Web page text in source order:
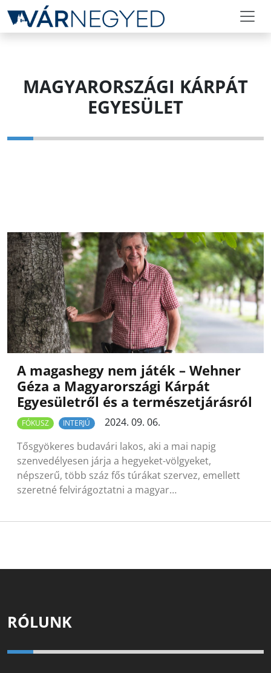
MAGYARORSZÁGI KÁRPÁT
EGYESÜLET
A magashegy nem játék – Wehner
Géza a Magyarországi Kárpát
Egyesületről és a természetjárásról
FÓKUSZ INTERJÚ
2024. 09. 06.
Tősgyökeres budavári lakos, aki a mai napig
szenvedélyesen járja a hegyeket-völgyeket,
népszerű, több száz fős túrákat szervez, emellett
szeretné felvirágoztatni a magyar…
RÓLUNK